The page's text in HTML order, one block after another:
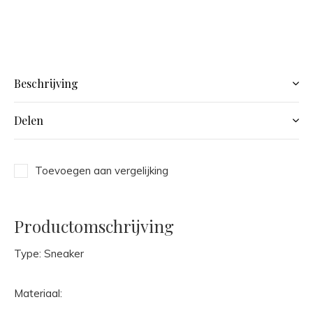
Beschrijving
Delen
Toevoegen aan vergelijking
Productomschrijving
Type: Sneaker
Materiaal: